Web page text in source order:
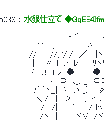
5038 ： 水銀仕立て
-　== -‐ '´￣￣｀ヽ､　
, ' ' 　 ／　　　　　ﾊ 　
// 　　//, '/ /| .／　|.|ヽ
|.|　　〃 .{ {ノ　ﾚ.　　 ﾘヽﾘ
ゞ　 ..!ヽｌ ﾚ　●　　　 ● .|
ヽ . ⊃　､_,､_,　⊂⊃ .|
/⌒ヽ__|　ゝ　.ゝ._） 　
＼ /:::::|　l＞,､ __,　イァ/
.　　　　　 　 /:::::/|　|　ヾ::: | ./
/ヽ< |　|　　ヾ∨:::/ヾ:::彡